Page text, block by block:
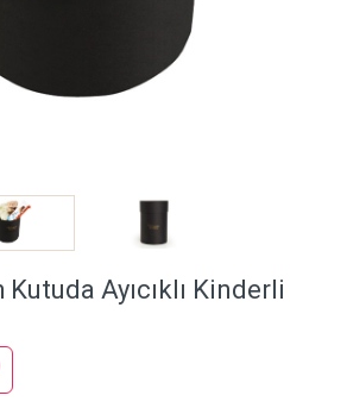
Ayıcıklı Kinderli